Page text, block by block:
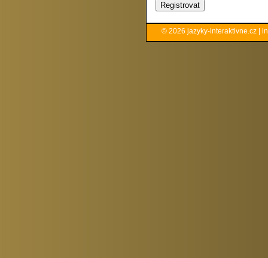
© 2026 jazyky-interaktivne.cz